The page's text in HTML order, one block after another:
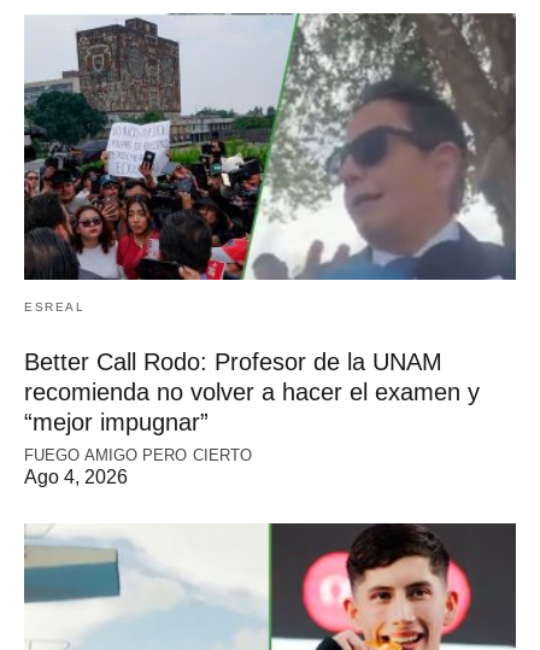
ESREAL
Better Call Rodo: Profesor de la UNAM
recomienda no volver a hacer el examen y
“mejor impugnar”
FUEGO AMIGO PERO CIERTO
Ago 4, 2026